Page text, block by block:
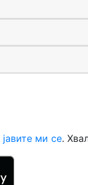
јавите ми се.